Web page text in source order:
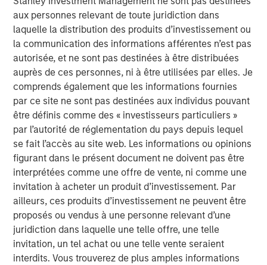
aux personnes relevant de toute juridiction dans
laquelle la distribution des produits d’investissement ou
la communication des informations afférentes n’est pas
autorisée, et ne sont pas destinées à être distribuées
auprès de ces personnes, ni à être utilisées par elles. Je
comprends également que les informations fournies
par ce site ne sont pas destinées aux individus pouvant
être définis comme des « investisseurs particuliers »
par l’autorité de réglementation du pays depuis lequel
se fait l’accès au site web. Les informations ou opinions
figurant dans le présent document ne doivent pas être
interprétées comme une offre de vente, ni comme une
invitation à acheter un produit d’investissement. Par
ailleurs, ces produits d’investissement ne peuvent être
proposés ou vendus à une personne relevant d’une
juridiction dans laquelle une telle offre, une telle
invitation, un tel achat ou une telle vente seraient
interdits. Vous trouverez de plus amples informations
suédoise et le dollar canadien ont surperformé et le yen
japonais a perdu du terrain.
Malgré la remontée des rendements des emprunts d’État,
les marchés du crédit ont terminé l’année sur une note
positive. Les spreads des titres Investment Grade (IG) se
sont légèrement resserrés, sous l’effet de la dynamique
des flux en fin d’année, des émissions primaires limitées
et d’une demande continue de portage. Le crédit
européen a surperformé et les obligations américaines
High Yield ont enregistré leur meilleur mois du quatrième
trimestre, grâce à l’appétence accrue pour le risque, à
une configuration technique favorable et à des taux de
défaut modérés. Malgré des émissions primaires
robustes, les obligations convertibles ont sous-performé,
pénalisées par la volatilité accrue des actions liées aux
cryptomonnaies.
Les marchés titrisés ont été parmi les plus performants